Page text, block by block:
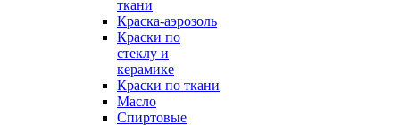
ткани
Краска-аэрозоль
Краски по
стеклу и
керамике
Краски по ткани
Масло
Спиртовые